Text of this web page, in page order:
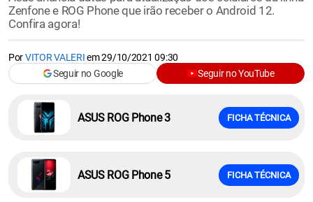
Zenfone e ROG Phone que irão receber o Android 12.
Confira agora!
PorVITOR VALERIem29/10/2021 09:30
Seguir no Google
Seguir no YouTube
ASUS ROG Phone 3 FICHA TÉCNICA
ASUS ROG Phone 5 FICHA TÉCNICA